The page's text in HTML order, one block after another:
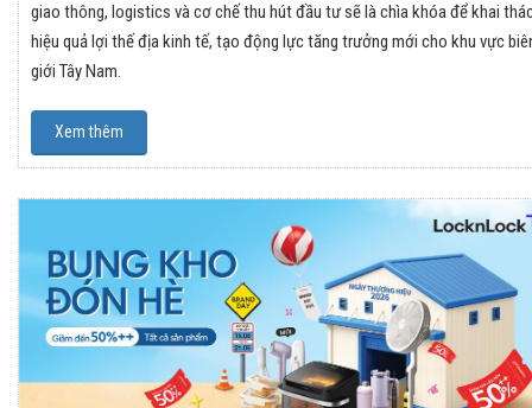
giao thông, logistics và cơ chế thu hút đầu tư sẽ là chìa khóa để khai
hiệu quả lợi thế địa kinh tế, tạo động lực tăng trưởng mới cho khu vực
giới Tây Nam.
Xem thêm